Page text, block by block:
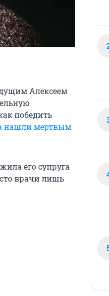
Алексеем
победить
нашли мертвым
его супруга
врачи лишь